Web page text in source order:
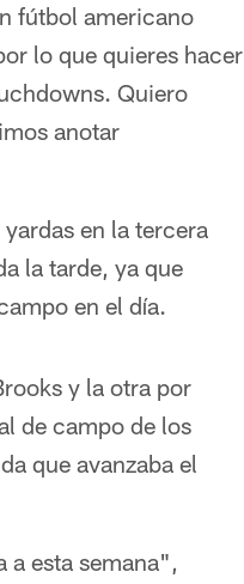
fútbol americano
lo que quieres hacer
Quiero
anotar
en la tercera
la tarde, ya que
en el día.
y la otra por
de campo de los
que avanzaba el
a esta semana",